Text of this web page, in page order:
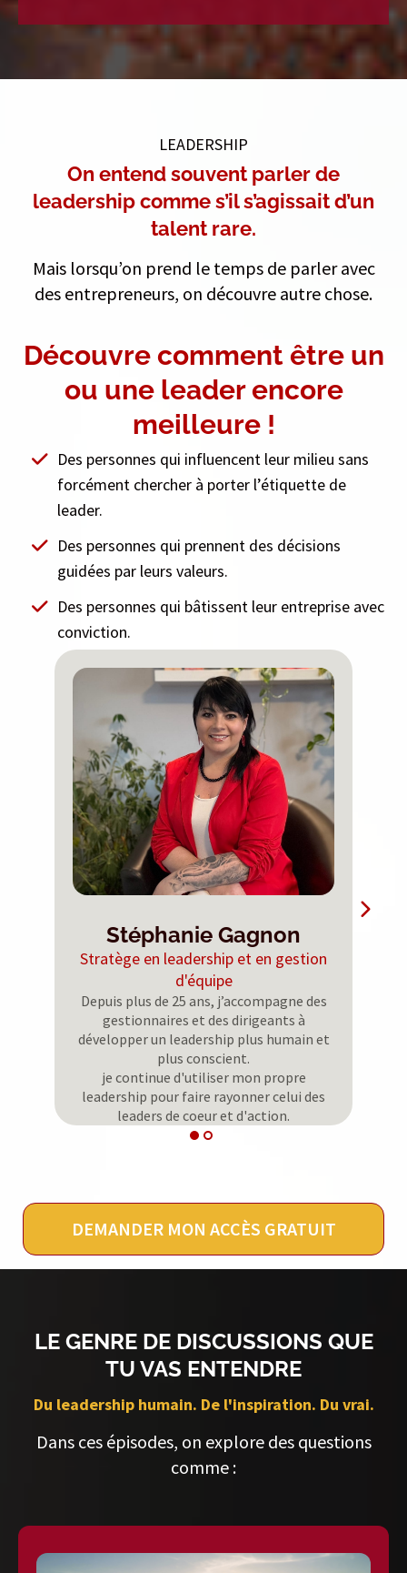
LEADERSHIP
On entend souvent parler de
leadership comme s’il s’agissait d’un
talent rare.
Mais lorsqu’on prend le temps de parler avec
des entrepreneurs, on découvre autre chose.
Découvre comment être un
ou une leader encore
meilleure !
Des personnes qui influencent leur milieu sans
forcément chercher à porter l’étiquette de
leader.
Des personnes qui prennent des décisions
guidées par leurs valeurs.
Des personnes qui bâtissent leur entreprise avec
conviction.
Stéphanie Gagnon
Stratège en leadership et en gestion
d'équipe
Depuis plus de 25 ans, j’accompagne des
gestionnaires et des dirigeants à
développer un leadership plus humain et
plus conscient.
je continue d'utiliser mon propre
leadership pour faire rayonner celui des
leaders de coeur et d'action.
DEMANDER MON ACCÈS GRATUIT
LE GENRE DE DISCUSSIONS QUE
TU VAS ENTENDRE
Du leadership humain. De l'inspiration. Du vrai.
Dans ces épisodes, on explore des questions
comme :